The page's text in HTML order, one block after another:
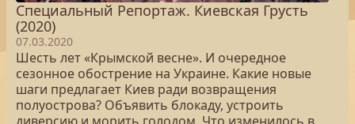
Специальный Репортаж. Киевская Грусть
(2020)
07.03.2020
Шесть лет «Крымской весне». И очередное
сезонное обострение на Украине. Какие новые
шаги предлагает Киев ради возвращения
полуострова? Объявить блокаду, устроить